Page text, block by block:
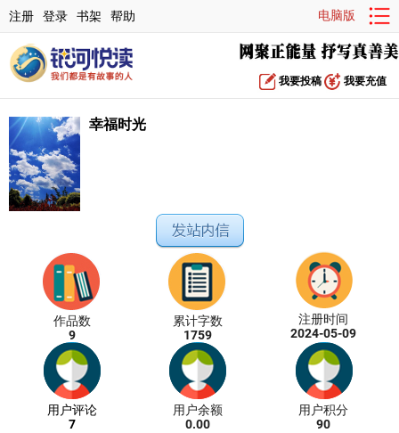
注册 登录 书架 帮助 电脑版
我要投稿 我要充值
幸福时光
作品数
9
累计字数
1759
注册时间
2024-05-09
用户评论
7
用户余额
0.00
用户积分
90